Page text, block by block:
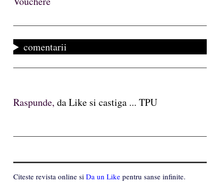
comentarii
Raspunde, da Like si castiga ... TPU
Citeste revista online si Da un Like pentru sanse infinite.